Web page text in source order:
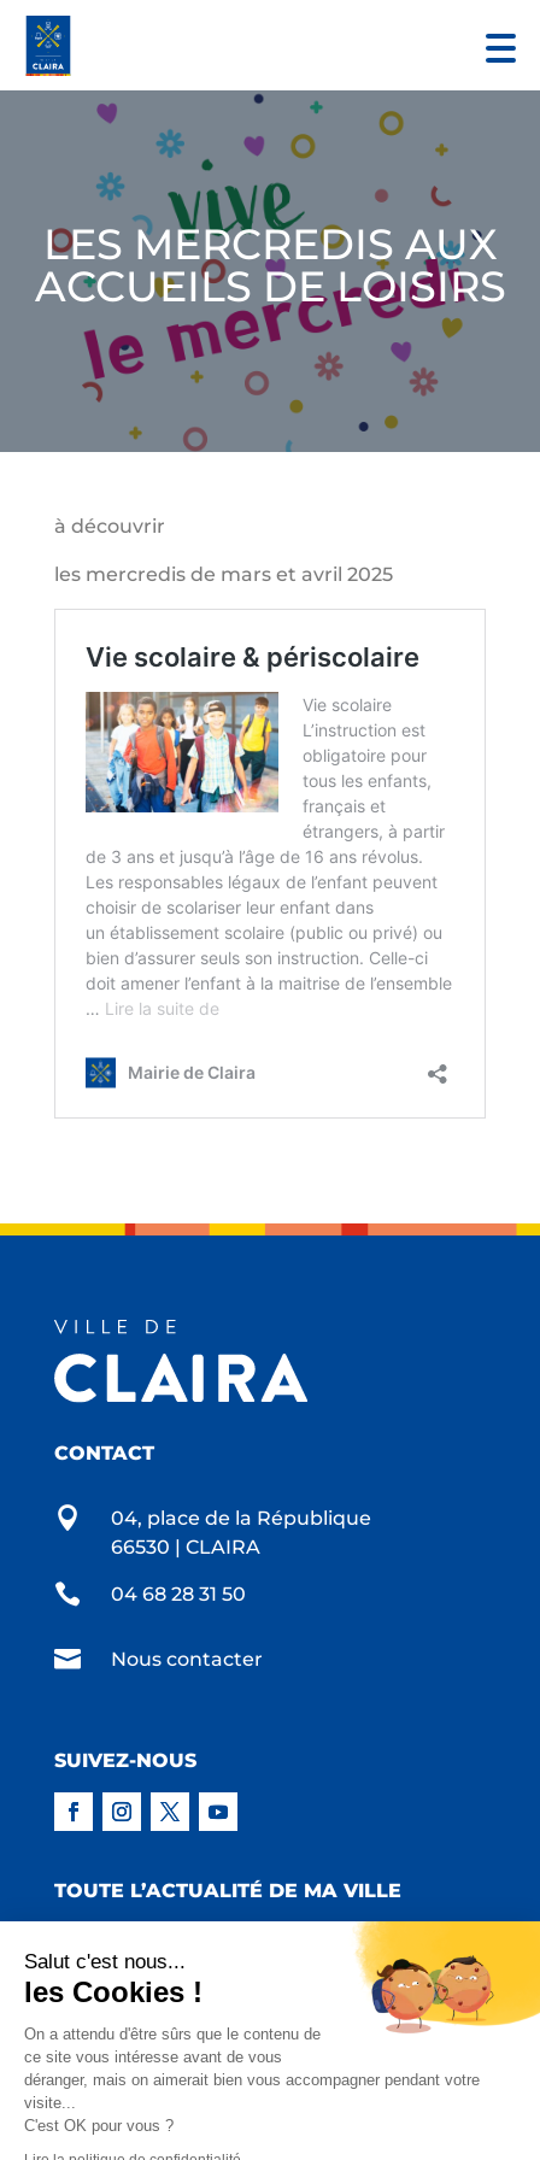
LES MERCREDIS AUX
ACCUEILS DE LOISIRS
à découvrir
les mercredis de mars et avril 2025
CONTACT

04, place de la République
66530 | CLAIRA
 04 68 28 31 50
 Nous contacter
SUIVEZ-NOUS
TOUTE L’ACTUALITÉ DE MA VILLE
Copyright © 2022 Mairie de Claira | Réalisation
:Emmaluc Communication
Mentions Légales
Charte Facebook
Salut c'est nous...
les Cookies !
On a attendu d'être sûrs que le contenu de
ce site vous intéresse avant de vous
déranger, mais on aimerait bien vous accompagner pendant votre
visite...
C'est OK pour vous ?